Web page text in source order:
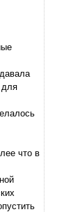
для
что в